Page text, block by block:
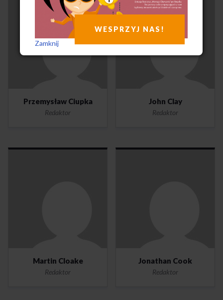
Przemysław Ciupka
Redaktor
John Clay
Redaktor
Martin Cloake
Redaktor
Jonathan Cook
Redaktor
WESPRZYJ NAS!
Zamknij